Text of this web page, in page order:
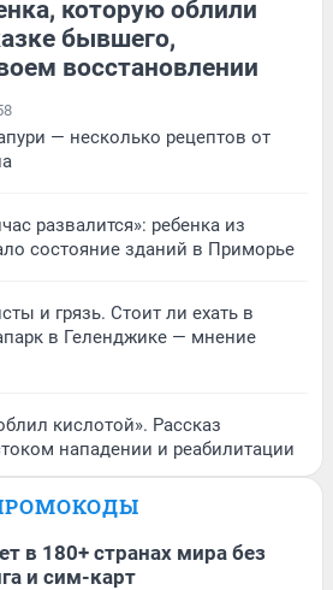
которую облили
бывшего,
восстановлении
— несколько рецептов от
развалится»: ребенка из
состояние зданий в Приморье
и грязь. Стоит ли ехать в
в Геленджике — мнение
кислотой». Рассказ
нападении и реабилитации
в 180+ странах мира без
и сим-карт